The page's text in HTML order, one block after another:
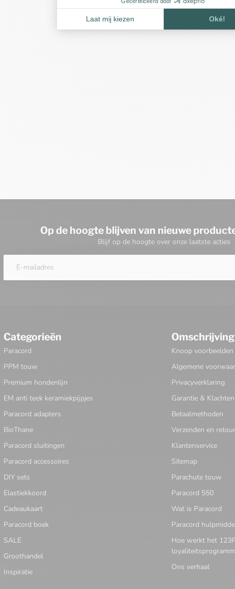
Op de hoogte blijven van nieuwe
Blijf op de hoogte over onze laatste acties
Categorieën
Paracord
PPM touw
Premium hondenlijn
EM anti teek keramiekpijpjes
Paracord adapters
BioThane
Paracord sluitingen
Paracord accessoires
DIY sets
Elastiekkoord
Cadeaukaart
Paracord boek
SALE
Groothandel
Inspiratie
Omschrijving
Knoop voorbeelden
Algemene
Privacyverklaring
Garantie & Klachten
Betaalmethoden
Verzenden en
Klantenservice
Sitemap
Parachute touw
Paracord 550
Wat is Paracord
Paracord
Hoe werkt het
Ons verhaal